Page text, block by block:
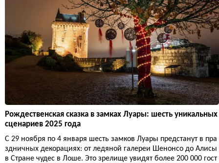
Рождественская сказка в замках Луары: шесть уникальных
сценариев 2025 года
С 29 ноября по 4 января шесть замков Луары предстанут в пра
здничных декорациях: от ледяной галереи Шенонсо до Алисы
в Стране чудес в Лоше. Это зрелище увидят более 200 000 гост